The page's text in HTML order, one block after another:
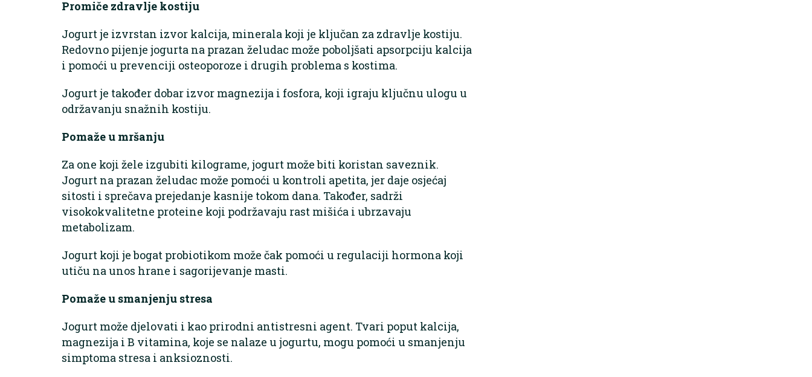
Promiče zdravlje kostiju
Jogurt je izvrstan izvor kalcija, minerala koji je ključan za zdravlje kostiju.
Redovno pijenje jogurta na prazan želudac može poboljšati apsorpciju kalcija
i pomoći u prevenciji osteoporoze i drugih problema s kostima.
Jogurt je također dobar izvor magnezija i fosfora, koji igraju ključnu ulogu u
održavanju snažnih kostiju.
Pomaže u mršanju
Za one koji žele izgubiti kilograme, jogurt može biti koristan saveznik.
Jogurt na prazan želudac može pomoći u kontroli apetita, jer daje osjećaj
sitosti i sprečava prejedanje kasnije tokom dana. Također, sadrži
visokokvalitetne proteine koji podržavaju rast mišića i ubrzavaju
metabolizam.
Jogurt koji je bogat probiotikom može čak pomoći u regulaciji hormona koji
utiču na unos hrane i sagorijevanje masti.
Pomaže u smanjenju stresa
Jogurt može djelovati i kao prirodni antistresni agent. Tvari poput kalcija,
magnezija i B vitamina, koje se nalaze u jogurtu, mogu pomoći u smanjenju
simptoma stresa i anksioznosti.